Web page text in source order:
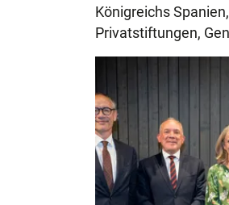
Königreichs
Privatstiftungen,